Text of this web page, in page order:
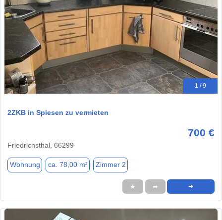
1 / 9
2ZKB in Spiesen zu vermieten
700 €
Friedrichsthal, 66299
Wohnung ca. 78,00 m² Zimmer 2
★ ➦ ➜